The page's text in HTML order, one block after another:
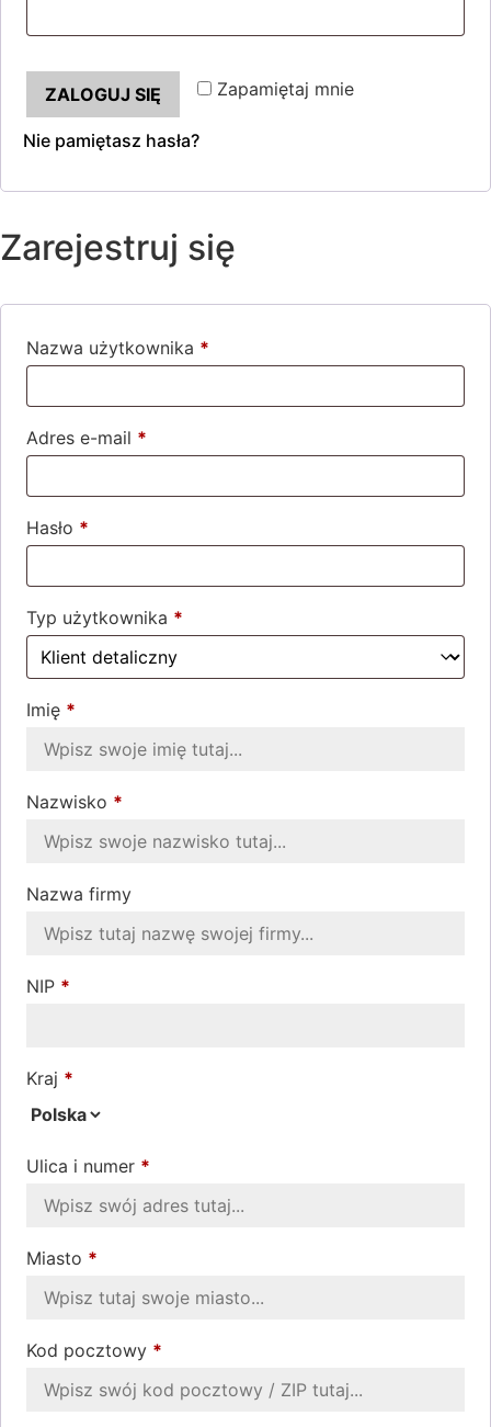
Zapamiętaj mnie
ZALOGUJ SIĘ
Nie pamiętasz hasła?
Zarejestruj się
Nazwa użytkownika *
Adres e-mail *
Hasło *
Typ użytkownika *
Imię *
Nazwisko *
Nazwa firmy
NIP *
Kraj *
Ulica i numer *
Miasto *
Kod pocztowy *